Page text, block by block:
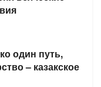
один путь,
– казакское